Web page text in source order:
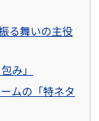
る舞いの主役
み」
ムの「特ネタ